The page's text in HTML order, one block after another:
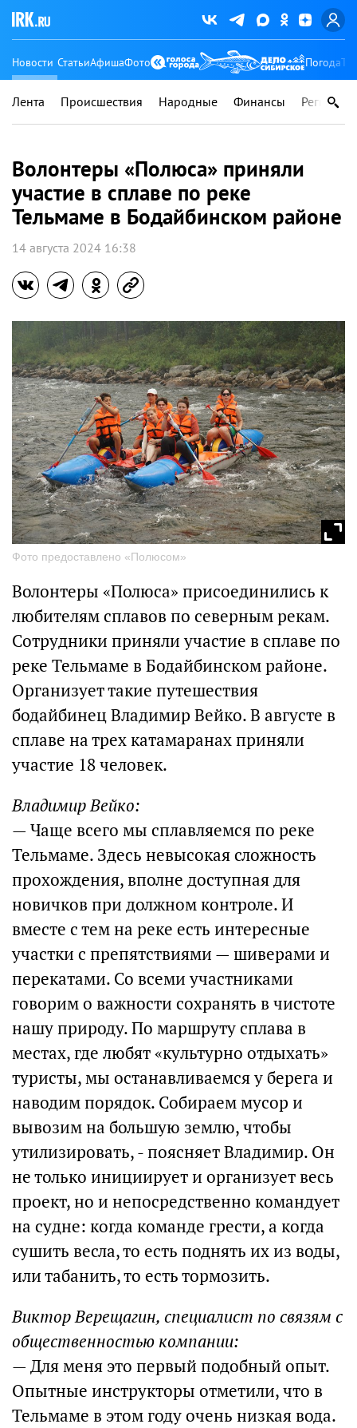
Новости СтатьиАфишаФото Погода
Лента Происшествия Народные Финансы Регионы
Волонтеры «Полюса» приняли
участие в сплаве по реке
Тельмаме в Бодайбинском районе
14 августа 2024 16:38
Фото предоставлено «Полюсом»
Волонтеры «Полюса» присоединились к
любителям сплавов по северным рекам.
Сотрудники приняли участие в сплаве по
реке Тельмаме в Бодайбинском районе.
Организует такие путешествия
бодайбинец Владимир Вейко. В августе в
сплаве на трех катамаранах приняли
участие 18 человек.
Владимир Вейко:
— Чаще всего мы сплавляемся по реке
Тельмаме. Здесь невысокая сложность
прохождения, вполне доступная для
новичков при должном контроле. И
вместе с тем на реке есть интересные
участки с препятствиями — шиверами и
перекатами. Со всеми участниками
говорим о важности сохранять в чистоте
нашу природу. По маршруту сплава в
местах, где любят «культурно отдыхать»
туристы, мы останавливаемся у берега и
наводим порядок. Собираем мусор и
вывозим на большую землю, чтобы
утилизировать, - поясняет Владимир. Он
не только инициирует и организует весь
проект, но и непосредственно командует
на судне: когда команде грести, а когда
сушить весла, то есть поднять их из воды,
или табанить, то есть тормозить.
Виктор Верещагин, специалист по связям с
общественностью компании:
— Для меня это первый подобный опыт.
Опытные инструкторы отметили, что в
Тельмаме в этом году очень низкая вода.